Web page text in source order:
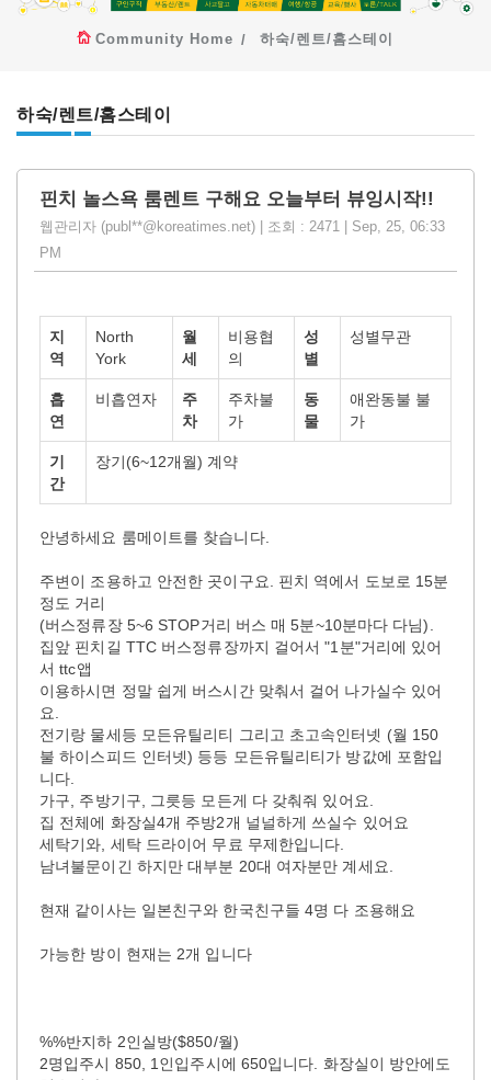
Community Home 하숙/렌트/홈스테이
하숙/렌트/홈스테이
핀치 놀스욕 룸렌트 구해요 오늘부터 뷰잉시작!!
웹관리자 (publ**@koreatimes.net) | 조회 : 2471 | Sep, 25, 06:33
PM
지
역
North
York
월
세
비용협
의
성
별
성별무관
흡
연
비흡연자
주
차
주차불
가
동
물
애완동불 불
가
기
간
장기(6~12개월) 계약
안녕하세요 룸메이트를 찾습니다.
주변이 조용하고 안전한 곳이구요. 핀치 역에서 도보로 15분
정도 거리
(버스정류장 5~6 STOP거리 버스 매 5분~10분마다 다님).
집앞 핀치길 TTC 버스정류장까지 걸어서 "1분"거리에 있어
서 ttc앱
이용하시면 정말 쉽게 버스시간 맞춰서 걸어 나가실수 있어
요.
전기랑 물세등 모든유틸리티 그리고 초고속인터넷 (월 150
불 하이스피드 인터넷) 등등 모든유틸리티가 방값에 포함입
니다.
가구, 주방기구, 그릇등 모든게 다 갖춰줘 있어요.
집 전체에 화장실4개 주방2개 널널하게 쓰실수 있어요
세탁기와, 세탁 드라이어 무료 무제한입니다.
남녀불문이긴 하지만 대부분 20대 여자분만 계세요.
현재 같이사는 일본친구와 한국친구들 4명 다 조용해요
가능한 방이 현재는 2개 입니다
%%반지하 2인실방($850/월)
2명입주시 850, 1인입주시에 650입니다. 화장실이 방안에도